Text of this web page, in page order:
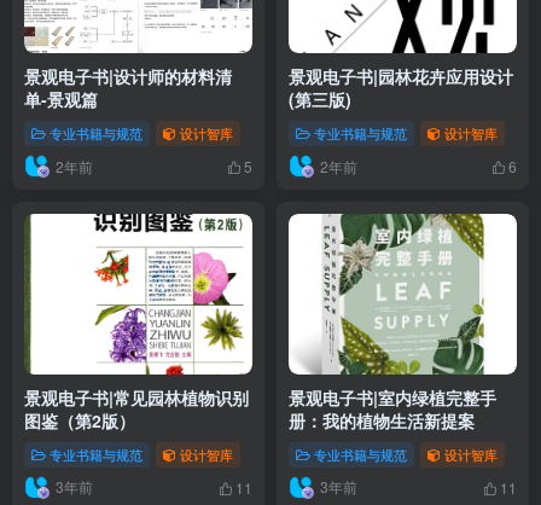
景观电子书|设计师的材料清
单-景观篇
专业书籍与规范 设计智库
2年前 5
景观电子书|园林花卉应用设计
(第三版)
专业书籍与规范 设计智库
2年前 6
景观电子书|常见园林植物识别
图鉴（第2版）
专业书籍与规范 设计智库
3年前 11
景观电子书|室内绿植完整手
册：我的植物生活新提案
专业书籍与规范 设计智库
3年前 11